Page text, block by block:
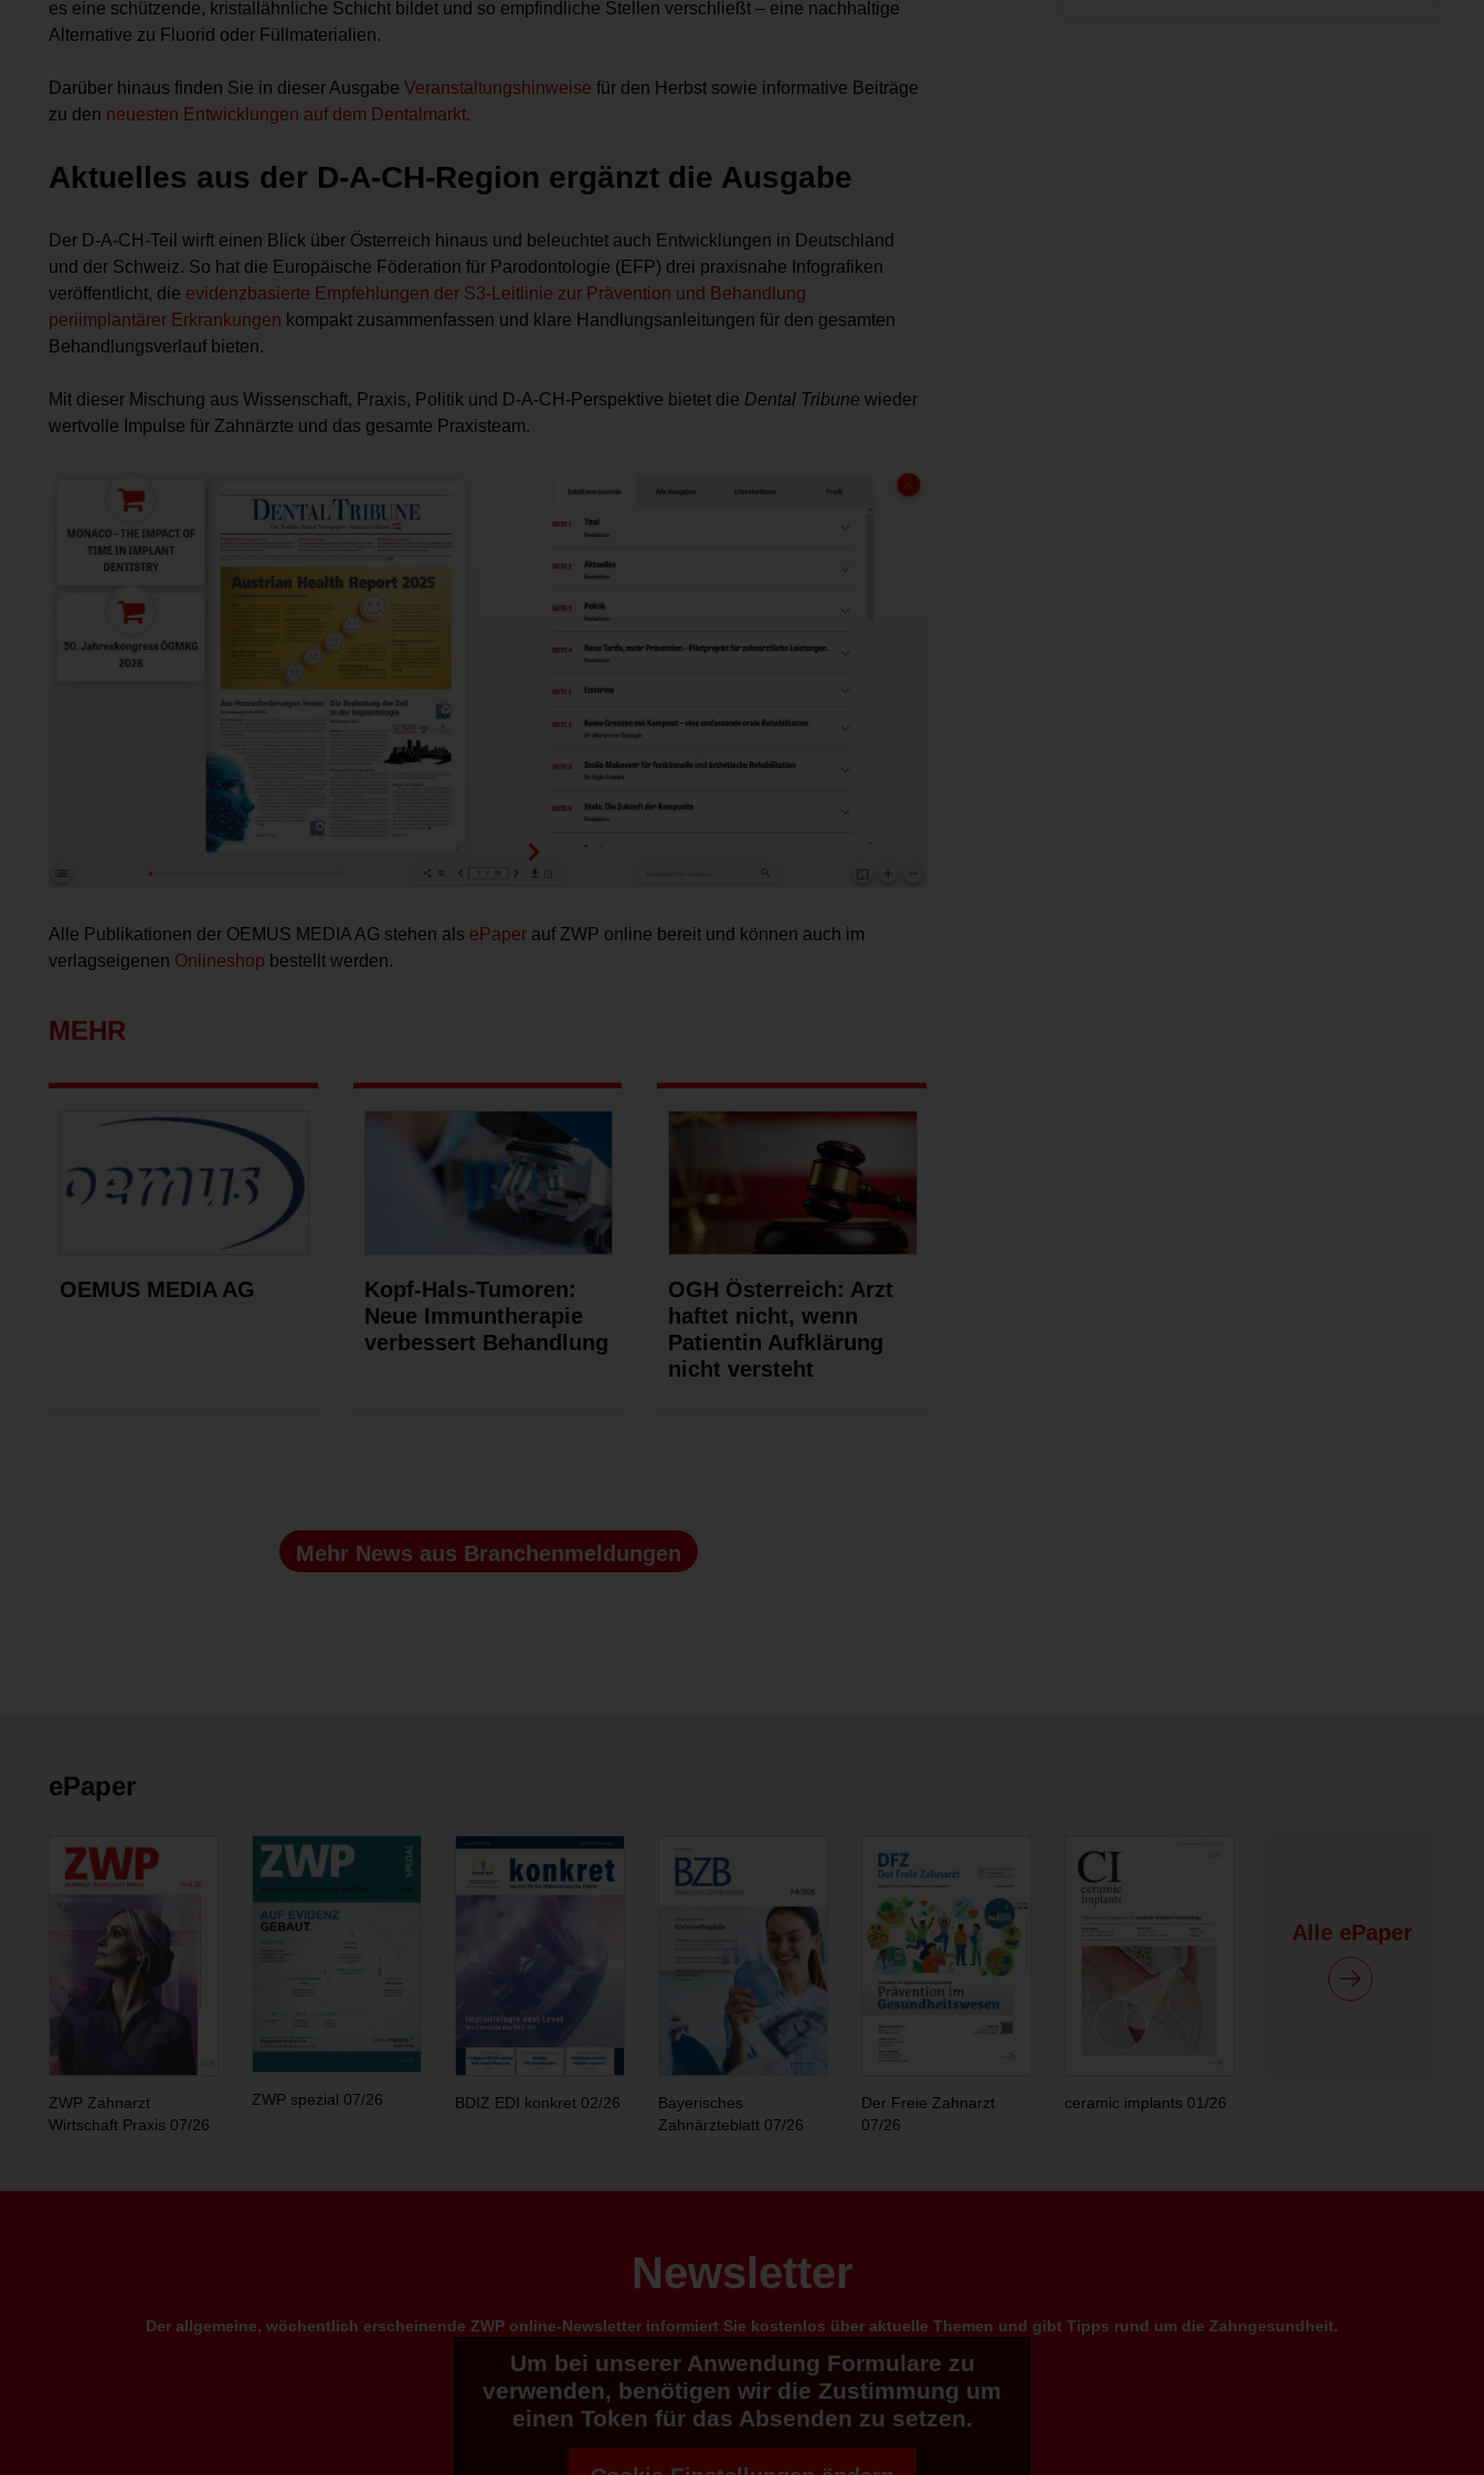
es eine schützende, kristallähnliche Schicht bildet und so empfindliche Stellen verschließt – eine nachhaltige
Alternative zu Fluorid oder Füllmaterialien.
Darüber hinaus finden Sie in dieser Ausgabe Veranstaltungshinweise für den Herbst sowie informative Beiträge
zu den neuesten Entwicklungen auf dem Dentalmarkt.
Aktuelles aus der D-A-CH-Region ergänzt die Ausgabe
Der D-A-CH-Teil wirft einen Blick über Österreich hinaus und beleuchtet auch Entwicklungen in Deutschland
und der Schweiz. So hat die Europäische Föderation für Parodontologie (EFP) drei praxisnahe Infografiken
veröffentlicht, die evidenzbasierte Empfehlungen der S3-Leitlinie zur Prävention und Behandlung
periimplantärer Erkrankungen kompakt zusammenfassen und klare Handlungsanleitungen für den gesamten
Behandlungsverlauf bieten.
Mit dieser Mischung aus Wissenschaft, Praxis, Politik und D-A-CH-Perspektive bietet die Dental Tribune wieder
wertvolle Impulse für Zahnärzte und das gesamte Praxisteam.
Alle Publikationen der OEMUS MEDIA AG stehen als ePaper auf ZWP online bereit und können auch im
verlagseigenen Onlineshop bestellt werden.
MEHR
OEMUS MEDIA AG
Kopf-Hals-Tumoren:
Neue Immuntherapie
verbessert Behandlung
OGH Österreich: Arzt
haftet nicht, wenn
Patientin Aufklärung
nicht versteht
Mehr News aus Branchenmeldungen
ePaper
ZWP Zahnarzt
Wirtschaft Praxis 07/26
ZWP spezial 07/26 BDIZ EDI konkret 02/26
Bayerisches
Zahnärzteblatt 07/26
Der Freie Zahnarzt
07/26
ceramic implants 01/26
Alle ePaper
Newsletter
Der allgemeine, wöchentlich erscheinende ZWP online-Newsletter informiert Sie kostenlos über aktuelle Themen und gibt Tipps rund um die Zahngesundheit.
Um bei unserer Anwendung Formulare zu
verwenden, benötigen wir die Zustimmung um
einen Token für das Absenden zu setzen.